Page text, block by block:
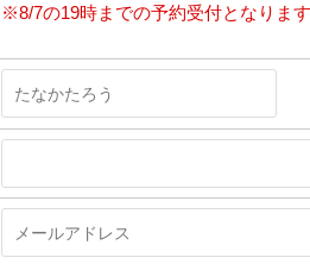
※8/7の19時までの予約受付となります